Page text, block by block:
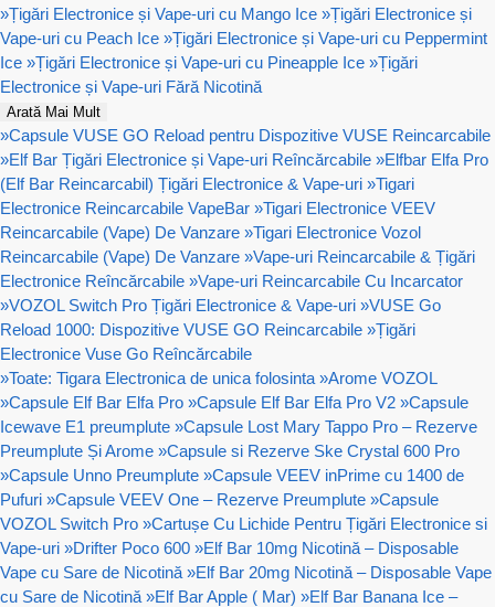
»Țigări Electronice și Vape-uri cu Mango Ice »Țigări Electronice și
Vape-uri cu Peach Ice »Țigări Electronice și Vape-uri cu Peppermint
Ice »Țigări Electronice și Vape-uri cu Pineapple Ice »Țigări
Electronice și Vape-uri Fără Nicotină
Arată Mai Mult
»Capsule VUSE GO Reload pentru Dispozitive VUSE Reincarcabile
»Elf Bar Țigări Electronice și Vape-uri Reîncărcabile »Elfbar Elfa Pro
(Elf Bar Reincarcabil) Țigări Electronice & Vape-uri »Tigari
Electronice Reincarcabile VapeBar »Tigari Electronice VEEV
Reincarcabile (Vape) De Vanzare »Tigari Electronice Vozol
Reincarcabile (Vape) De Vanzare »Vape-uri Reincarcabile & Țigări
Electronice Reîncărcabile »Vape-uri Reincarcabile Cu Incarcator
»VOZOL Switch Pro Țigări Electronice & Vape-uri »VUSE Go
Reload 1000: Dispozitive VUSE GO Reincarcabile »Țigări
Electronice Vuse Go Reîncărcabile
»Toate: Tigara Electronica de unica folosinta »Arome VOZOL
»Capsule Elf Bar Elfa Pro »Capsule Elf Bar Elfa Pro V2 »Capsule
Icewave E1 preumplute »Capsule Lost Mary Tappo Pro – Rezerve
Preumplute Și Arome »Capsule si Rezerve Ske Crystal 600 Pro
»Capsule Unno Preumplute »Capsule VEEV inPrime cu 1400 de
Pufuri »Capsule VEEV One – Rezerve Preumplute »Capsule
VOZOL Switch Pro »Cartușe Cu Lichide Pentru Țigări Electronice si
Vape-uri »Drifter Poco 600 »Elf Bar 10mg Nicotină – Disposable
Vape cu Sare de Nicotină »Elf Bar 20mg Nicotină – Disposable Vape
cu Sare de Nicotină »Elf Bar Apple ( Mar) »Elf Bar Banana Ice –